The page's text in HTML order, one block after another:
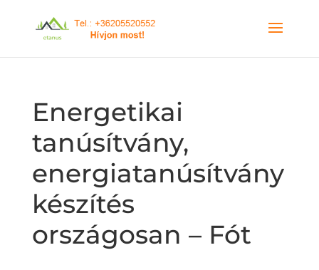
Energetikai
tanúsítvány,
energiatanúsítvány
készítés
országosan – Fót